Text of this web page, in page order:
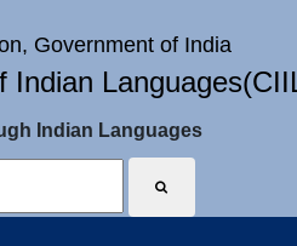
Government of India
Indian
Indian Languages